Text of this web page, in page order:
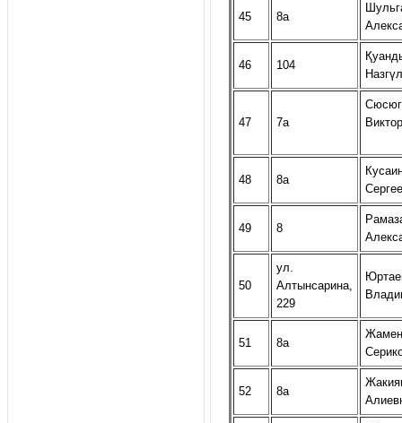
45 8а
46 104
Назгүл
47 7а
48 8а
49 8
50
ул.
Алтынсарина,
229
51 8а
52 8а